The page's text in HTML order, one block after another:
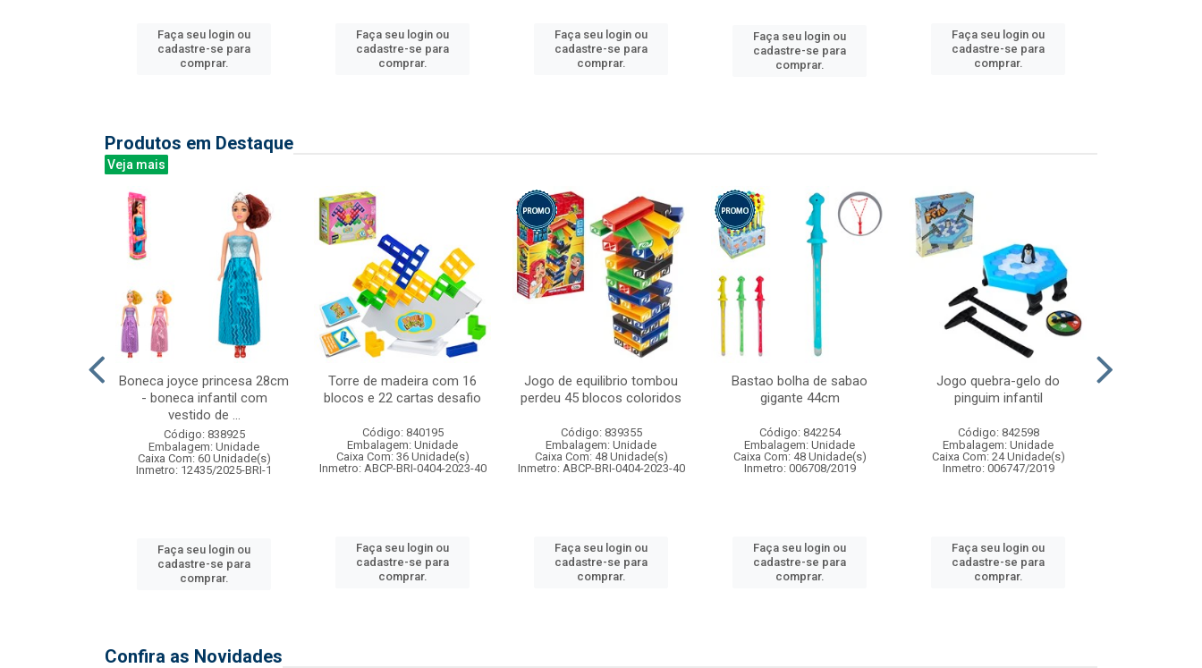
Faça seu login ou
cadastre-se para
comprar.
Faça seu login ou
cadastre-se para
comprar.
Faça seu login ou
cadastre-se para
comprar.
Faça seu login ou
cadastre-se para
comprar.
Faça seu login ou
cadastre-se para
comprar.
Produtos em Destaque
Veja mais
Boneca joyce princesa 28cm
- boneca infantil com
vestido de ...
Código: 838925
Embalagem: Unidade
Caixa Com: 60 Unidade(s)
Inmetro: 12435/2025-BRI-1
Faça seu login ou
cadastre-se para
comprar.
Torre de madeira com 16
blocos e 22 cartas desafio
Código: 840195
Embalagem: Unidade
Caixa Com: 36 Unidade(s)
Inmetro: ABCP-BRI-0404-2023-40
Faça seu login ou
cadastre-se para
comprar.
Jogo de equilibrio tombou
perdeu 45 blocos coloridos
Código: 839355
Embalagem: Unidade
Caixa Com: 48 Unidade(s)
Inmetro: ABCP-BRI-0404-2023-40
Faça seu login ou
cadastre-se para
comprar.
Bastao bolha de sabao
gigante 44cm
Código: 842254
Embalagem: Unidade
Caixa Com: 48 Unidade(s)
Inmetro: 006708/2019
Faça seu login ou
cadastre-se para
comprar.
Jogo quebra-gelo do
pinguim infantil
Código: 842598
Embalagem: Unidade
Caixa Com: 24 Unidade(s)
Inmetro: 006747/2019
Faça seu login ou
cadastre-se para
comprar.
Confira as Novidades